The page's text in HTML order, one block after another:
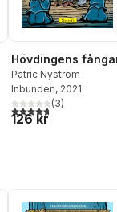
antal röster:
Hövdingens
Patric Nyström
Inbunden, 2021
4,7utav 5 stjärnor.
(3)
126 kr